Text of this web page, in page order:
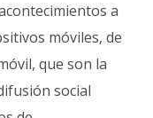
a
móviles, de
que son la
social